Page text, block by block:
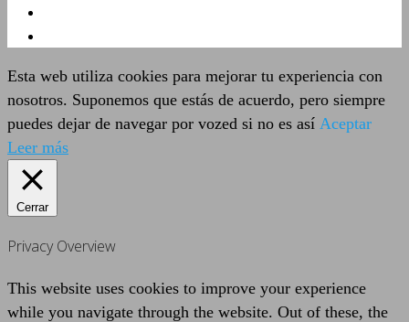
Esta web utiliza cookies para mejorar tu experiencia con
nosotros. Suponemos que estás de acuerdo, pero siempre
puedes dejar de navegar por vozed si no es así Aceptar
Leer más
Cerrar
Privacy Overview
This website uses cookies to improve your experience
while you navigate through the website. Out of these, the